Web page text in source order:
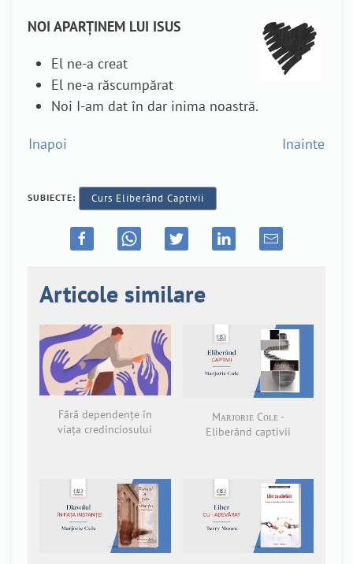
NOI APARŢINEM LUI ISUS
El ne-a creat
El ne-a răscumpărat
Noi I-am dat în dar inima noastră.
Inapoi Inainte
SUBIECTE: Curs Eliberând Captivii
Articole similare
Fără dependențe în
viața credinciosului
Mᴀʀᴊᴏʀɪᴇ Cᴏʟᴇ -
Eliberând captivii